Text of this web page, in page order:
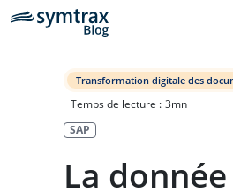
Transformation digitale des
Temps de lecture : 3mn
SAP
La